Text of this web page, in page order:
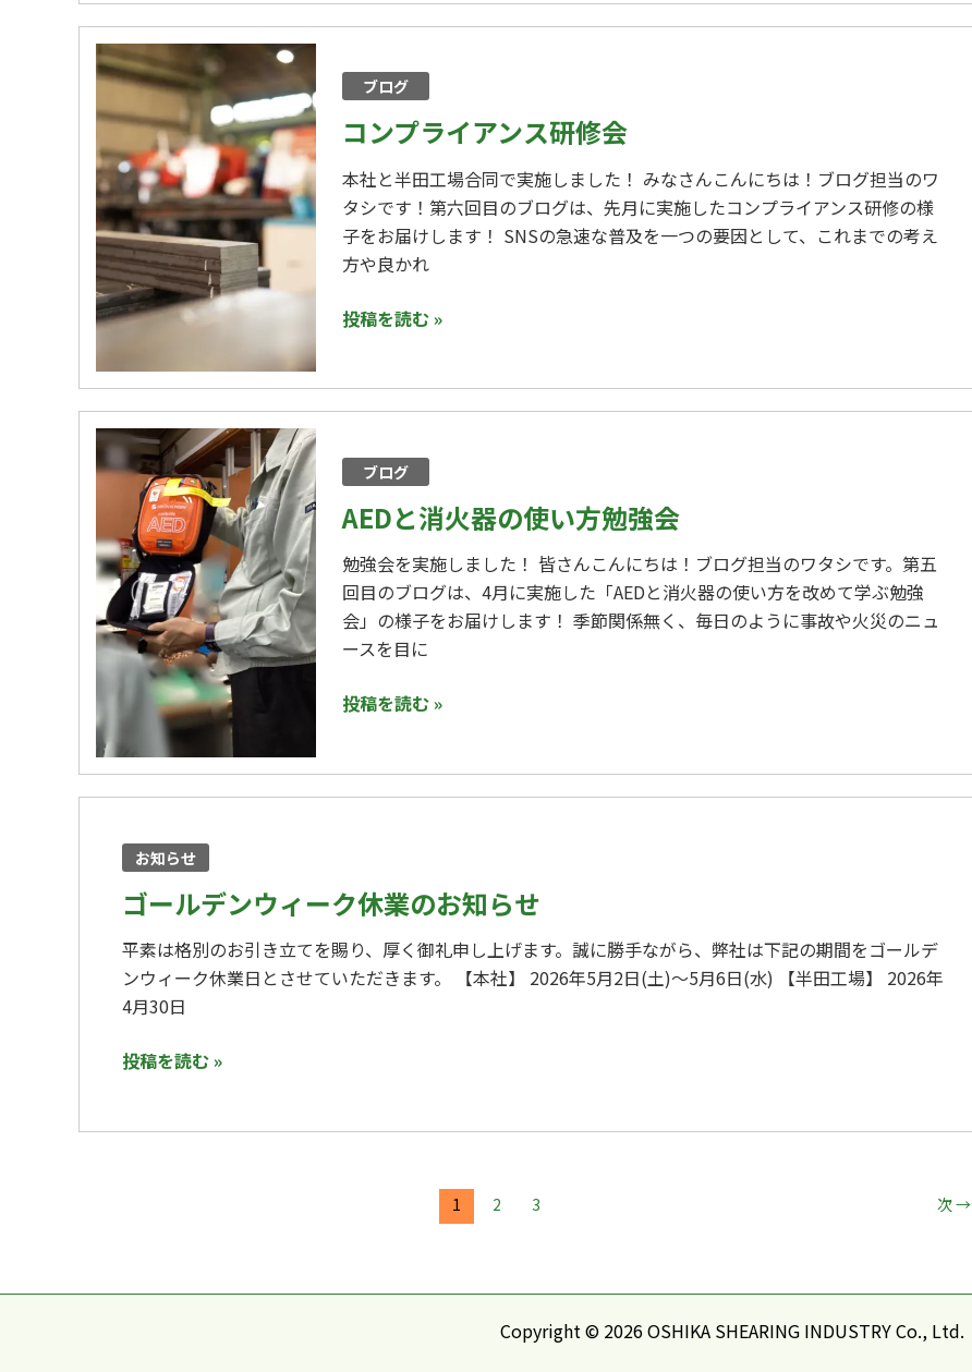
ブログ
コンプライアンス研修会
本社と半田工場合同で実施しました！ みなさんこんにちは！ブログ担当のワ
タシです！第六回目のブログは、先月に実施したコンプライアンス研修の様
子をお届けします！ SNSの急速な普及を一つの要因として、これまでの考え
方や良かれ
ン
プ
ラ
ア
ン
ス
研
会
投稿を読む »
ブログ
AEDと消火器の使い方勉強会
勉強会を実施しました！ 皆さんこんにちは！ブログ担当のワタシです。第五
回目のブログは、4月に実施した「AEDと消火器の使い方を改めて学ぶ勉強
会」の様子をお届けします！ 季節関係無く、毎日のように事故や火災のニュ
ースを目に
と
消
火
の
使
い
方
強
投稿を読む »
お知らせ
ゴールデンウィーク休業のお知らせ
平素は格別のお引き立てを賜り、厚く御礼申し上げます。誠に勝手ながら、弊社は下記の期間をゴールデ
ンウィーク休業日とさせていただきます。 【本社】 2026年5月2日(土)～5月6日(水) 【半田工場】 2026年
4月30日
ー
ル
デ
ン
ウ
ィ
ー
休
投稿を読む »
1 2 3 次→
Copyright © 2026 OSHIKA SHEARING INDUSTRY Co., Ltd.